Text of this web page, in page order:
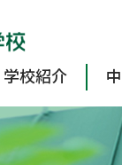
学校紹介